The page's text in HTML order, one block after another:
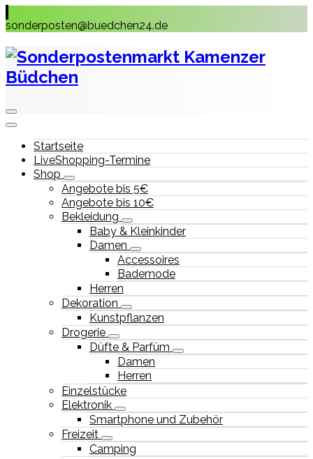
to
sonderposten@buedchen24.de
Startseite
LiveShopping-Termine
Shop
Angebote bis 5€
Angebote bis 10€
Bekleidung
Baby & Kleinkinder
Damen
Accessoires
Bademode
Herren
Dekoration
Kunstpflanzen
Drogerie
Düfte & Parfüm
Damen
Herren
Einzelstücke
Elektronik
Smartphone und Zubehör
Freizeit
Camping